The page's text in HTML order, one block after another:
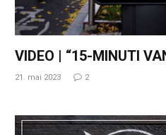
VIDEO | “15-MINUTI
21. mai 2023 2